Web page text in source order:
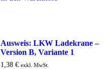
Ausweis: LKW Ladekrane –
Version B, Variante 1
1,38 € exkl. MwSt.